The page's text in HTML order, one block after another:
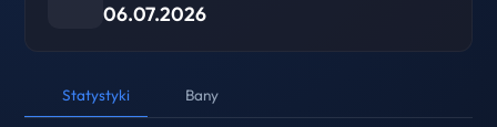
06.07.2026
Statystyki Bany